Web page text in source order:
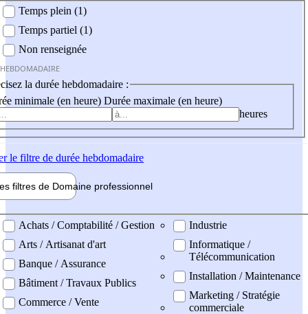
Temps plein (1)
Temps partiel (1)
Non renseignée
la durée hebdomadaire :
minimale (en heure) Durée maximale (en heure)
heures
le filtre de durée hebdomadaire
filtres de Domaine professionnel
professionel
Achats / Comptabilité / Gestion
Arts / Artisanat d'art
Banque / Assurance
Bâtiment / Travaux Publics
Commerce / Vente
Industrie
Informatique /
Télécommunication
Installation / Maintenance
Marketing / Stratégie
commerciale